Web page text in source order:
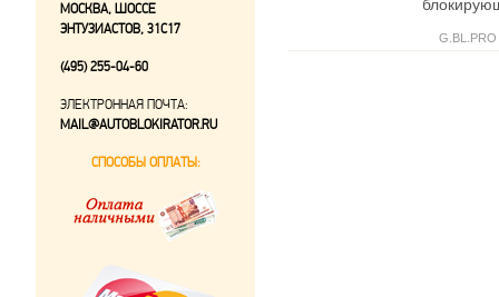
G.BL.PRO
МОСКВА, ШОССЕ
ЭНТУЗИАСТОВ, 31С17
(495) 255-04-60
ЭЛЕКТРОННАЯ ПОЧТА:
MAIL@AUTOBLOKIRATOR.RU
СПОСОБЫ ОПЛАТЫ: